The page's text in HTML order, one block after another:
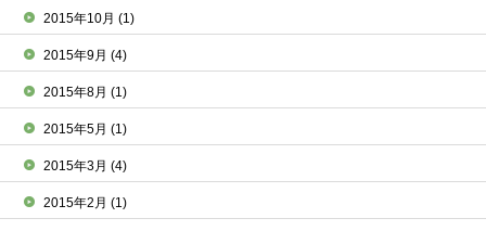
2015年10月(1)
2015年9月(4)
2015年8月(1)
2015年5月(1)
2015年3月(4)
2015年2月(1)